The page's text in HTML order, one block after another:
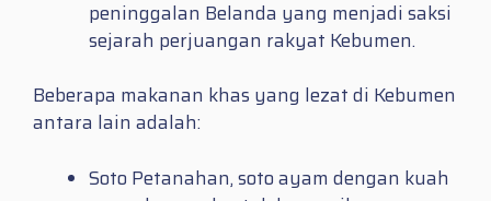
peninggalan Belanda yang menjadi saksi
sejarah perjuangan rakyat Kebumen.
Beberapa makanan khas yang lezat di Kebumen
antara lain adalah:
Soto Petanahan, soto ayam dengan kuah